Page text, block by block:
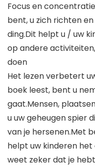
Focus en
bent, u zich richten
ding.Dit helpt u / uw
op andere
doen
Het lezen verbetert
boek leest, bent u
gaat.Mensen,
u uw geheugen spier
van je hersenen.Met
helpt uw ​​kinderen
weet zeker dat je